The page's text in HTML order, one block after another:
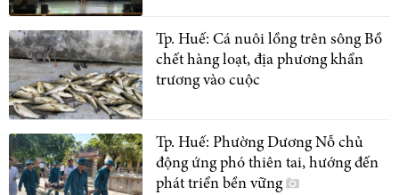
Tp. Huế: Cá nuôi lồng trên sông Bồ
chết hàng loạt, địa phương khẩn
trương vào cuộc
Tp. Huế: Phường Dương Nỗ chủ
động ứng phó thiên tai, hướng đến
phát triển bền vững